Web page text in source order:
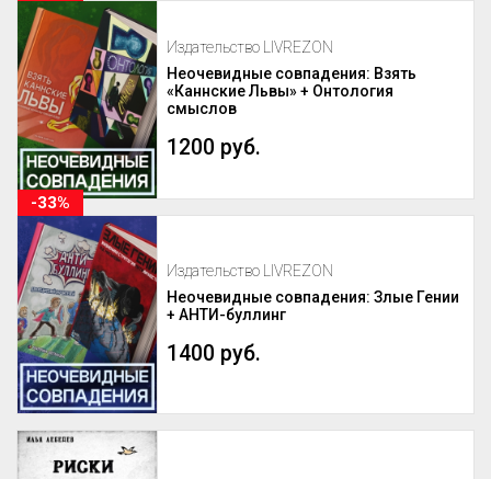
Издательство LIVREZON
Неочевидные совпадения: Взять
«Каннские Львы» + Онтология
смыслов
1200 руб.
Издательство LIVREZON
Неочевидные совпадения: Злые Гении
+ АНТИ-буллинг
1400 руб.
-33%